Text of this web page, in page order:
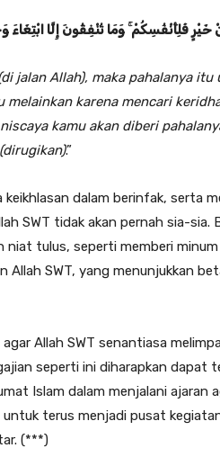
خَيْرٍ فَلِأَنْفُسِكُمْ ۚ وَمَا تُنْفِقُونَ إِلَّا ابْتِغَاءَ
jalan Allah), maka pahalanya itu
karena mencari
kamu akan diberi
.”
dalam berinfak, serta
SWT tidak akan pernah sia-sia.
niat tulus, seperti memberi
SWT, yang menunjukkan
Allah SWT senantiasa
seperti ini diharapkan dapat
Islam dalam menjalani ajaran
terus menjadi pusat
(***)